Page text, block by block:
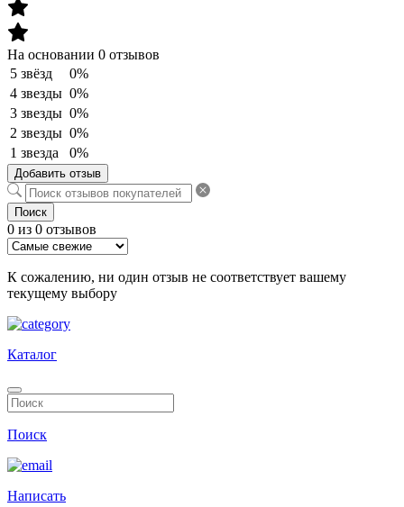
На основании 0 отзывов
5 звёзд
0%
4 звезды 0%
3 звезды 0%
2 звезды 0%
1 звезда
0%
Добавить отзыв
Поиск
0 из 0 отзывов
К сожалению, ни один отзыв не соответствует вашему
текущему выбору
Каталог
Поиск
Написать